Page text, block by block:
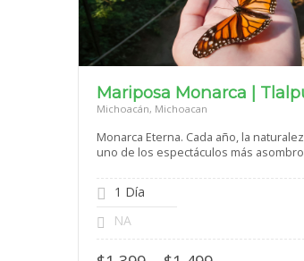
Mariposa Monarca |
Michoacán, Michoacan
Monarca Eterna. Cada año, la
uno de los espectáculos más
1 Día
NA